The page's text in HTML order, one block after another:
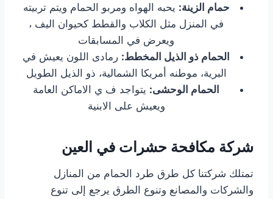
حمام الزينة: يحبه الهواه ومربو الحمام ويتم تربيته
في المنزل مثل الكلاب والقطط كحيوان اليف ،
ويعرض في المسابقات
الحمام ذو الذيل المخطط: رمادى اللون يعيش في
البرية، موطنه أمريكا الشمالية، ذو الذيل الطويل
الحمام الوحشى: يتواجد ف ي الاماكن العامة
ويعيش على الابنية
شركة مكافحة حشرات في العين
تمتلك شركتنا كل طرق طرد الحمام من المنازل
والشركات والمصانع وتنوع الطرق يرجع إلى تنوع